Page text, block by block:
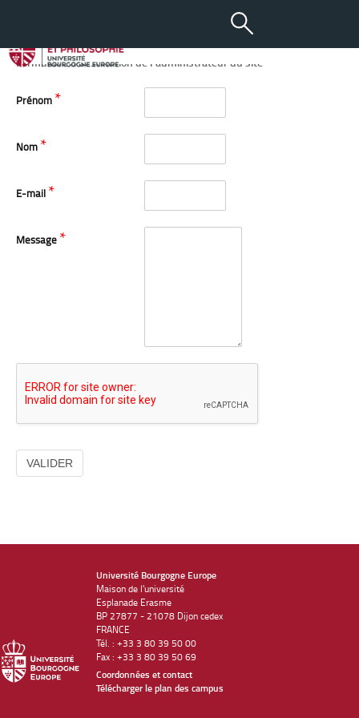
Formulaire à destination de l'administrateur du site
Prénom *
Nom *
E-mail *
Message *
VALIDER
Université Bourgogne Europe
Maison de l'université
Esplanade Erasme
BP 27877 - 21078 Dijon cedex
FRANCE
Tél. : +33 3 80 39 50 00
Fax : +33 3 80 39 50 69
Coordonnées et contact
Télécharger le plan des campus